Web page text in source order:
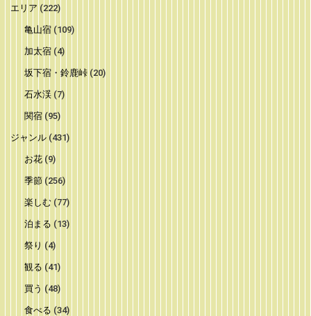
エリア (222)
亀山宿(109)
加太宿(4)
坂下宿・鈴鹿峠(20)
石水渓(7)
関宿(95)
ジャンル (431)
お花(9)
季節 (256)
楽しむ (77)
泊まる (13)
祭り (4)
観る (41)
買う (48)
食べる (34)